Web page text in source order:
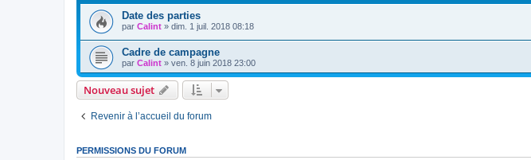
Date des parties
par Calint » dim. 1 juil. 2018 08:18
Cadre de campagne
par Calint » ven. 8 juin 2018 23:00
Nouveau sujet
Revenir à l’accueil du forum
PERMISSIONS DU FORUM